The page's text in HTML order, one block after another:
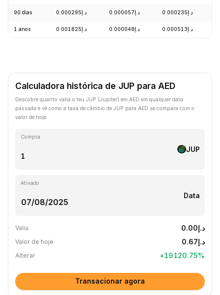
90 dias د.إ0.000295 د.إ0.000057 د.إ0.000235
1 anos د.إ0.001825 د.إ0.000048 د.إ0.000513
Calculadora histórica de JUP para AED
Descobre quanto valia o teu JUP (Jupiter) em AED em qualquer data
passada e vê como a taxa de câmbio de JUP para AED se compara com o
valor de hoje.
Compra
JUP
Ativado
Data
Valia د.إ0.00
Valor de hoje د.إ0.67
Alterar +19120.75%
Transacionar agora